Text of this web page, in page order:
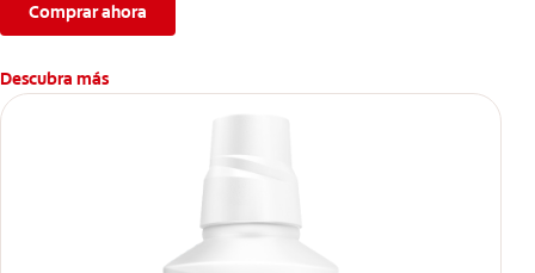
Comprar ahora
Descubra más